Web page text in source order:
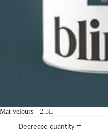
Mat velours - 2.5L
Decrease quantity